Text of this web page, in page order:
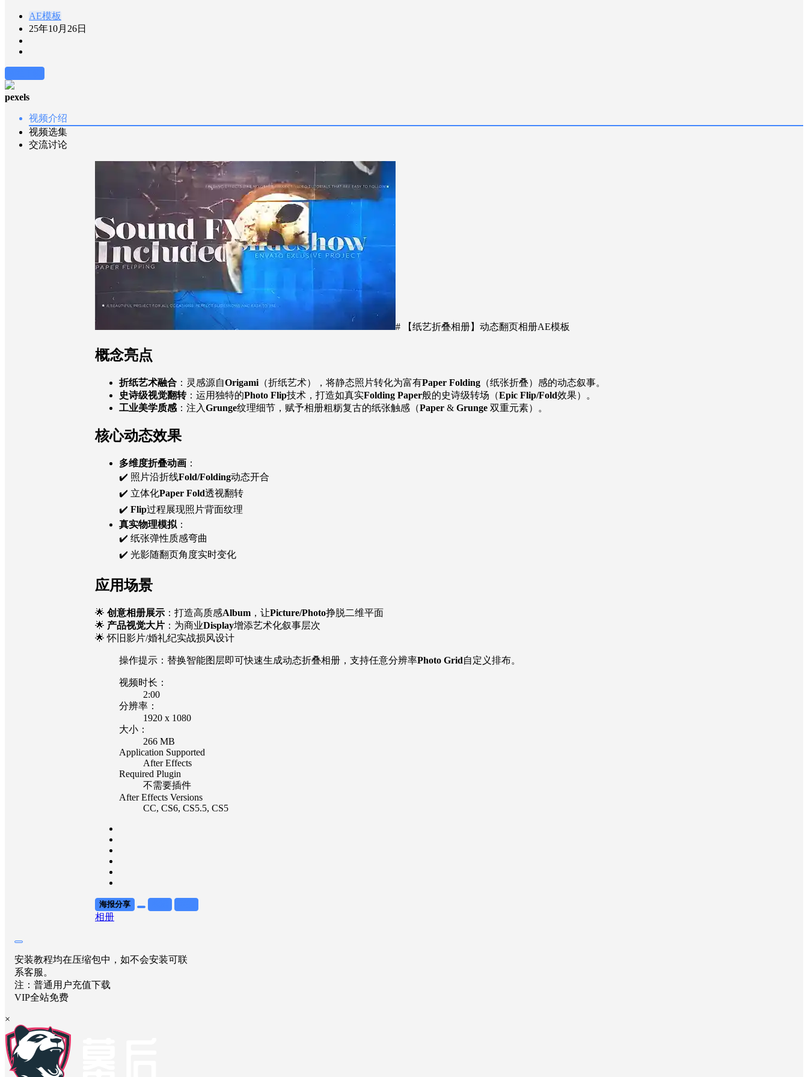
AE模板
25年10月26日
pexels
视频介绍
视频选集
交流讨论
# 【纸艺折叠相册】动态翻页相册AE模板
概念亮点
折纸艺术融合 ：灵感源自Origami （折纸艺术），将静态照片转化为富有Paper Folding （纸张折叠）感的动态叙事。
史诗级视觉翻转：运用独特的Photo Flip技术，打造如真实Folding Paper般的史诗级转场（Epic Flip/Fold效果）。
工业美学质感 ：注入Grunge纹理细节，赋予相册粗粝复古的纸张触感（Paper & Grunge 双重元素）。
核心动态效果
多维度折叠动画 ：
✔️ 照片沿折线Fold/Folding动态开合
✔️ 立体化Paper Fold透视翻转
✔️ Flip过程展现照片背面纹理
真实物理模拟 ：
✔️ 纸张弹性质感弯曲
✔️ 光影随翻页角度实时变化
应用场景
🌟 创意相册展示 ：打造高质感Album ，让Picture/Photo挣脱二维平面
🌟 产品视觉大片 ：为商业Display增添艺术化叙事层次
🌟 怀旧影片/婚礼纪实战损风设计
操作提示：替换智能图层即可快速生成动态折叠相册，支持任意分辨率Photo Grid自定义排布。
视频时长：
2:00
分辨率：
1920 x 1080
大小：
266 MB
Application Supported
After Effects
Required Plugin
不需要插件
After Effects Versions
CC, CS6, CS5.5, CS5
海报分享
相册
安装教程均在压缩包中，如不会安装可联
系客服。
注：普通用户充值下载
VIP全站免费
×